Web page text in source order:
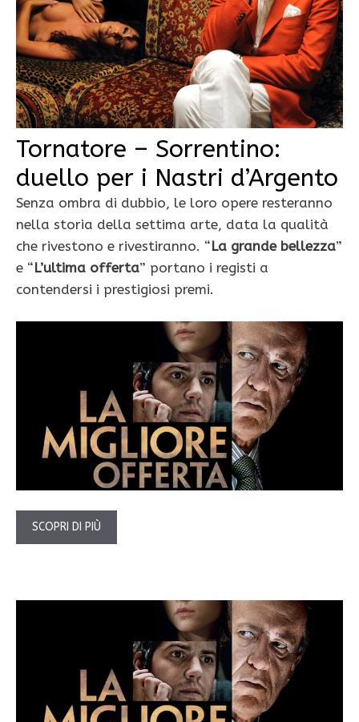
Tornatore – Sorrentino:
duello per i Nastri d’Argento
Senza ombra di dubbio, le loro opere resteranno
nella storia della settima arte, data la qualità
che rivestono e rivestiranno. “La grande bellezza”
e “L’ultima offerta” portano i registi a
contendersi i prestigiosi premi.
SCOPRI DI PIÙ